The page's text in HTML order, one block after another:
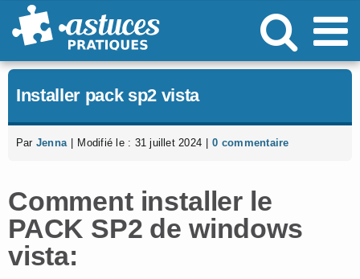
Passer
au
Installer pack sp2 vista
Par Jenna Modifié le : 31 juillet 2024 0 commentaire
Comment installer le
PACK SP2 de windows
vista: